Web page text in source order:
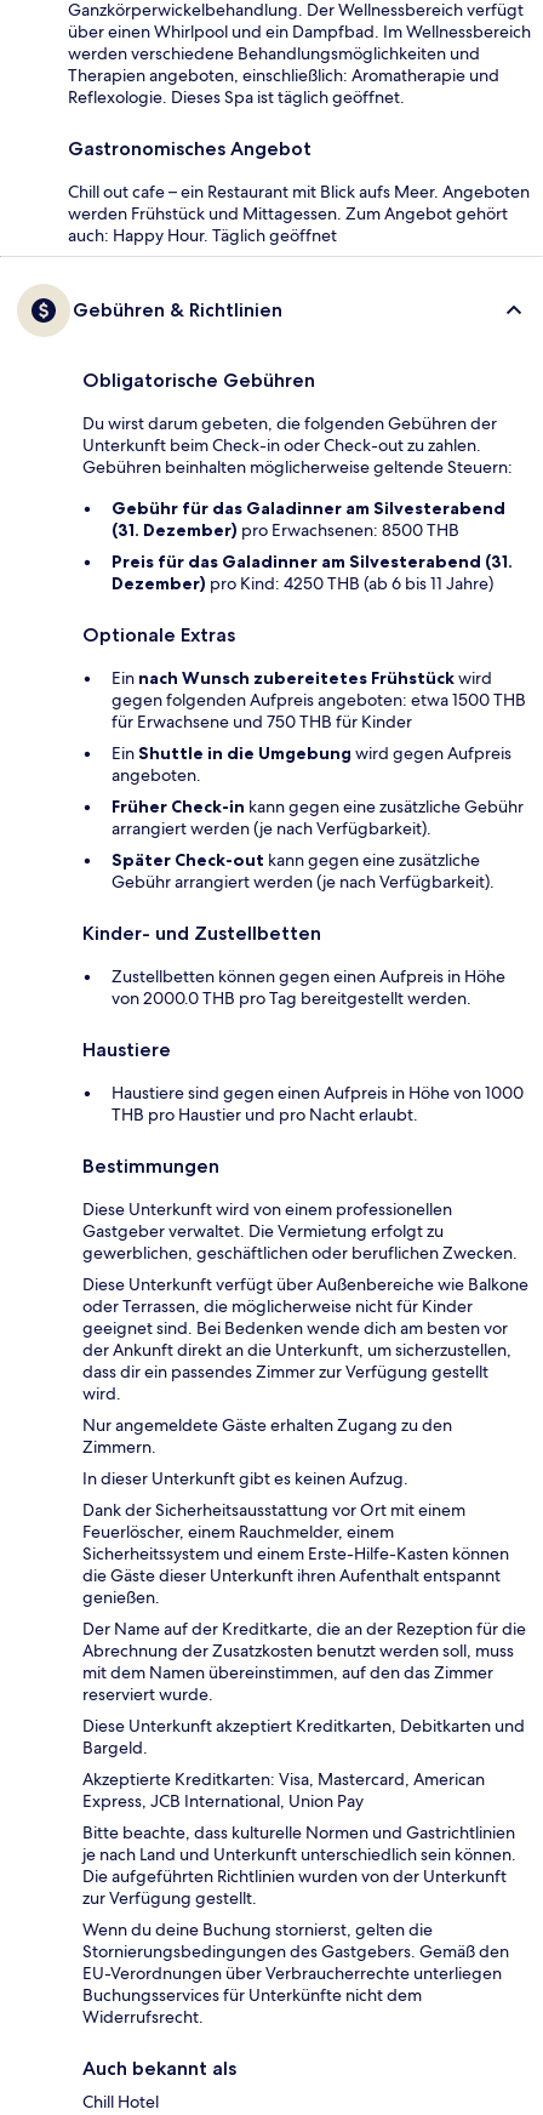
Ganzkörperwickelbehandlung. Der Wellnessbereich verfügt
über einen Whirlpool und ein Dampfbad. Im Wellnessbereich
werden verschiedene Behandlungsmöglichkeiten und
Therapien angeboten, einschließlich: Aromatherapie und
Reflexologie. Dieses Spa ist täglich geöffnet.
Gastronomisches Angebot
Chill out cafe – ein Restaurant mit Blick aufs Meer. Angeboten
werden Frühstück und Mittagessen. Zum Angebot gehört
auch: Happy Hour. Täglich geöffnet
Gebühren & Richtlinien
Obligatorische Gebühren
Du wirst darum gebeten, die folgenden Gebühren der
Unterkunft beim Check-in oder Check-out zu zahlen.
Gebühren beinhalten möglicherweise geltende Steuern:
Gebühr für das Galadinner am Silvesterabend
(31. Dezember) pro Erwachsenen: 8500 THB
Preis für das Galadinner am Silvesterabend (31.
Dezember) pro Kind: 4250 THB (ab 6 bis 11 Jahre)
Optionale Extras
Ein nach Wunsch zubereitetes Frühstückwird
gegen folgenden Aufpreis angeboten: etwa 1500 THB
für Erwachsene und 750 THB für Kinder
EinShuttle in die Umgebung wird gegen Aufpreis
angeboten.
Früher Check-in kann gegen eine zusätzliche Gebühr
arrangiert werden (je nach Verfügbarkeit).
Später Check-out kann gegen eine zusätzliche
Gebühr arrangiert werden (je nach Verfügbarkeit).
Kinder- und Zustellbetten
Zustellbetten können gegen einen Aufpreis in Höhe
von 2000.0 THB pro Tag bereitgestellt werden.
Haustiere
Haustiere sind gegen einen Aufpreis in Höhe von 1000
THB pro Haustier und pro Nacht erlaubt.
Bestimmungen
Diese Unterkunft wird von einem professionellen
Gastgeber verwaltet. Die Vermietung erfolgt zu
gewerblichen, geschäftlichen oder beruflichen Zwecken.
Diese Unterkunft verfügt über Außenbereiche wie Balkone
oder Terrassen, die möglicherweise nicht für Kinder
geeignet sind. Bei Bedenken wende dich am besten vor
der Ankunft direkt an die Unterkunft, um sicherzustellen,
dass dir ein passendes Zimmer zur Verfügung gestellt
wird.
Nur angemeldete Gäste erhalten Zugang zu den
Zimmern.
In dieser Unterkunft gibt es keinen Aufzug.
Dank der Sicherheitsausstattung vor Ort mit einem
Feuerlöscher, einem Rauchmelder, einem
Sicherheitssystem und einem Erste-Hilfe-Kasten können
die Gäste dieser Unterkunft ihren Aufenthalt entspannt
genießen.
Der Name auf der Kreditkarte, die an der Rezeption für die
Abrechnung der Zusatzkosten benutzt werden soll, muss
mit dem Namen übereinstimmen, auf den das Zimmer
reserviert wurde.
Diese Unterkunft akzeptiert Kreditkarten, Debitkarten und
Bargeld.
Akzeptierte Kreditkarten: Visa, Mastercard, American
Express, JCB International, Union Pay
Bitte beachte, dass kulturelle Normen und Gastrichtlinien
je nach Land und Unterkunft unterschiedlich sein können.
Die aufgeführten Richtlinien wurden von der Unterkunft
zur Verfügung gestellt.
Wenn du deine Buchung stornierst, gelten die
Stornierungsbedingungen des Gastgebers. Gemäß den
EU-Verordnungen über Verbraucherrechte unterliegen
Buchungsservices für Unterkünfte nicht dem
Widerrufsrecht.
Auch bekannt als
Chill Hotel